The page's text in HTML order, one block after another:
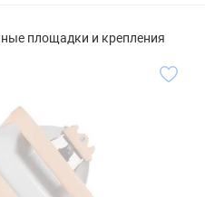
площадки и крепления